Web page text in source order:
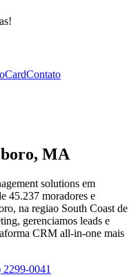
Contato
MA
solutions em
45.237 moradores e
na regiao South Coast de
gerenciamos leads e
CRM all-in-one mais
2299-0041